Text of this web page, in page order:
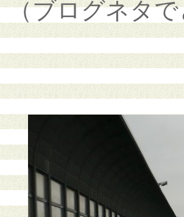
（ブログネタ